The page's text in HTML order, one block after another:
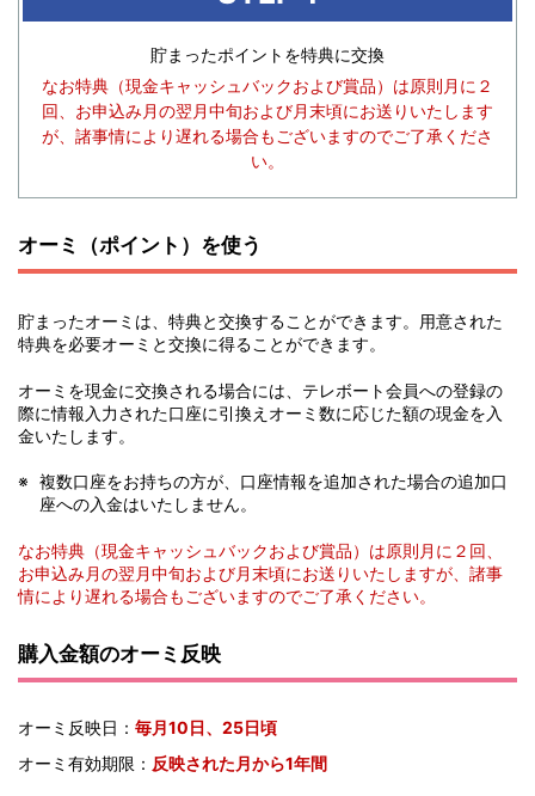
貯まったポイントを特典に交換
なお特典（現金キャッシュバックおよび賞品）は原則月に２
回、お申込み月の翌月中旬および月末頃にお送りいたします
が、諸事情により遅れる場合もございますのでご了承くださ
い。
オーミ（ポイント）を使う
貯まったオーミは、特典と交換することができます。用意された
特典を必要オーミと交換に得ることができます。
オーミを現金に交換される場合には、テレボート会員への登録の
際に情報入力された口座に引換えオーミ数に応じた額の現金を入
金いたします。
複数口座をお持ちの方が、口座情報を追加された場合の追加口
座への入金はいたしません。
なお特典（現金キャッシュバックおよび賞品）は原則月に２回、
お申込み月の翌月中旬および月末頃にお送りいたしますが、諸事
情により遅れる場合もございますのでご了承ください。
購入金額のオーミ反映
オーミ反映日
毎月10日、25日頃
オーミ有効期限
反映された月から1年間